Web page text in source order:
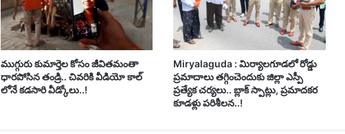
ముగ్గురు కుమార్తెల కోసం జీవితమంతా
ధారపోసిన తండ్రి.. చివరికి వీడియో కాల్
లోనే కడసారి వీడ్కోలు..!
Miryalaguda : మిర్యాలగూడలో రోడ్డు
ప్రమాదాలు తగ్గించెందుకు జిల్లా ఎస్పీ
ప్రత్యేక చర్యలు.. బ్లాక్ స్పాట్లు, ప్రమాదకర
కూడళ్లు పరిశీలన..!